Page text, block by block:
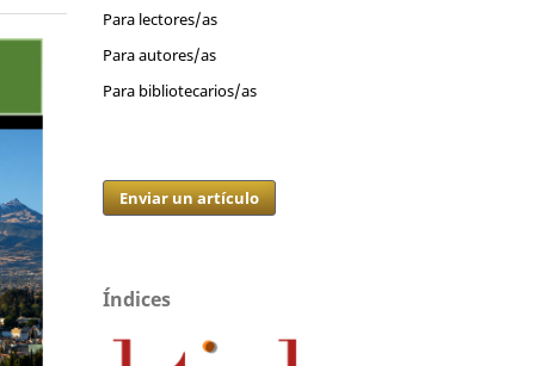
Para lectores/as
Para autores/as
Para bibliotecarios/as
Enviar un artículo
Índices